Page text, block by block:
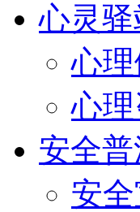
心灵驿
心
心
安全
安